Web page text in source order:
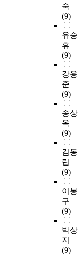
숙
(9)
유승
휴
(9)
강용
준
(9)
송상
옥
(9)
김동
립
(9)
이봉
구
(9)
박상
지
(9)